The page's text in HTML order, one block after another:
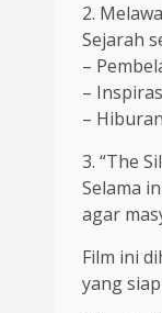
2.
Sejarah
–
–
–
3. “The
Selama
agar
Film ini
yang